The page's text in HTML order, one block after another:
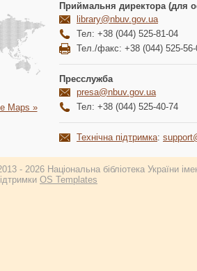
Maps »
Приймальня директора (для
library@nbuv.gov.ua
Тел: +38 (044) 525-81-04
Тел./факс: +38 (044) 525-56-
Пресслужба
presa@nbuv.gov.ua
Тел: +38 (044) 525-40-74
Технічна підтримка:
- 2026 Національна бібліотека України
OS Templates